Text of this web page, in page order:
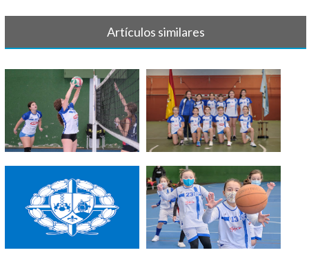
Artículos similares
OCTUBRE 2024
LISTAS VOLEIBOL 23-24